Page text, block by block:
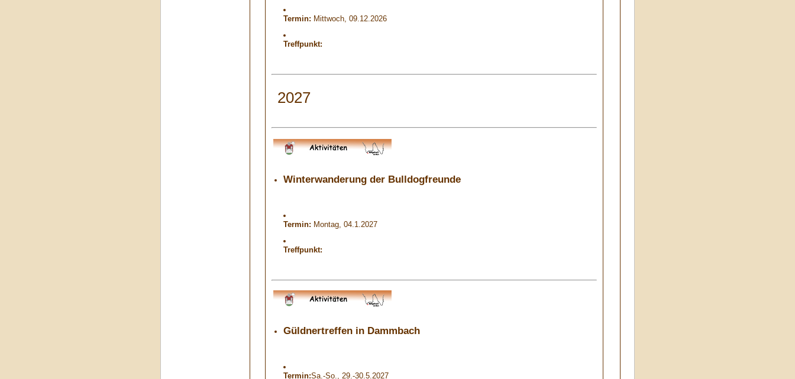
Termin: Mittwoch, 09.12.2026
Treffpunkt:
2027
Winterwanderung der Bulldogfreunde
Termin: Montag, 04.1.2027
Treffpunkt:
Güldnertreffen in Dammbach
Termin:Sa.-So., 29.-30.5.2027